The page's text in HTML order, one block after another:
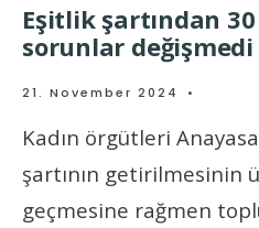
Eşitlik şartından
sorunlar değişmedi
21. November 2024 •
Kadın örgütleri
şartının getirilmesinin
geçmesine rağmen